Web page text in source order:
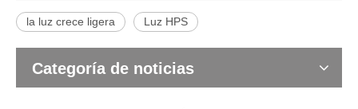
la luz crece ligera Luz HPS
Categoría de noticias